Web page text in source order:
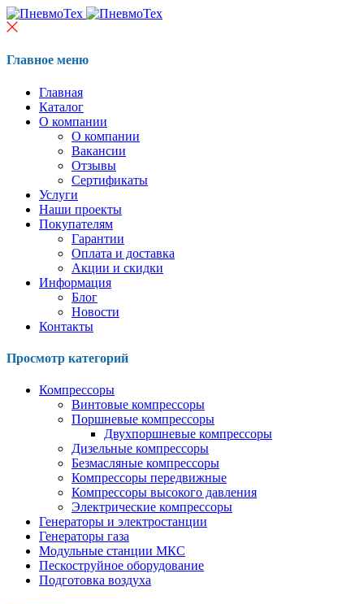
Главное меню
Главная
Каталог
О компании
О компании
Вакансии
Отзывы
Сертификаты
Услуги
Наши проекты
Покупателям
Гарантии
Оплата и доставка
Акции и скидки
Информация
Блог
Новости
Контакты
Просмотр категорий
Компрессоры
Винтовые компрессоры
Поршневые компрессоры
Двухпоршневые компрессоры
Дизельные компрессоры
Безмасляные компрессоры
Компрессоры передвижные
Компрессоры высокого давления
Электрические компрессоры
Генераторы и электростанции
Генераторы газа
Модульные станции МКС
Пескоструйное оборудование
Подготовка воздуха